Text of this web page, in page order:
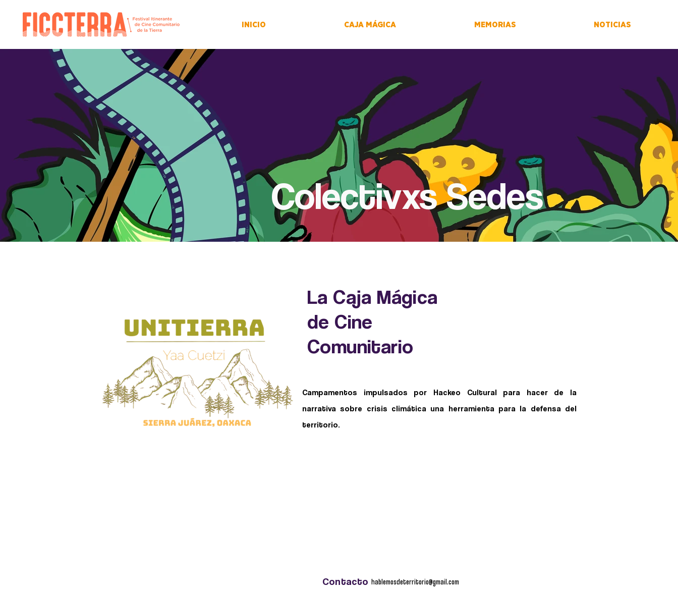
INICIO CAJA MÁGICA MEMORIAS NOTICIAS
Colectivxs Sedes
La Caja Mágica
de Cine
Comunitario
Campamentos impulsados por Hackeo Cultural para hacer de la
narrativa sobre crisis climática una herramienta para la defensa del
territorio.
Contacto hablemosdeterritorio@gmail.com